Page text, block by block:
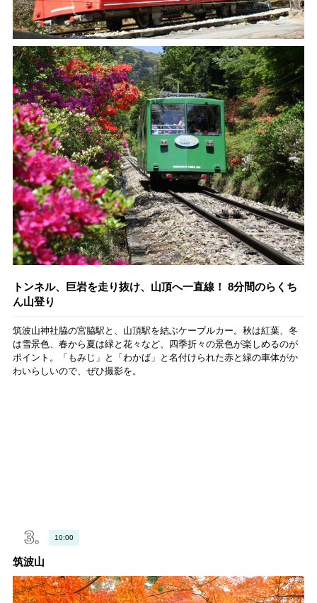
トンネル、巨岩を走り抜け、山頂へ一直線！ 8分間のらくち
ん山登り
筑波山神社脇の宮脇駅と、山頂駅を結ぶケーブルカー。秋は紅葉、冬
は雪景色、春から夏は緑と花々など、四季折々の景色が楽しめるのが
ポイント。「もみじ」と「わかば」と名付けられた赤と緑の車体がか
わいらしいので、ぜひ撮影を。
10:00
筑波山